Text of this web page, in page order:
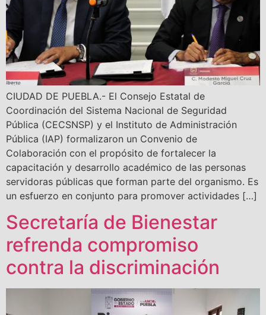
CIUDAD DE PUEBLA.- El Consejo Estatal de
Coordinación del Sistema Nacional de Seguridad
Pública (CECSNSP) y el Instituto de Administración
Pública (IAP) formalizaron un Convenio de
Colaboración con el propósito de fortalecer la
capacitación y desarrollo académico de las personas
servidoras públicas que forman parte del organismo. Es
un esfuerzo en conjunto para promover actividades […]
Secretaría de Bienestar
refrenda compromiso
contra la discriminación